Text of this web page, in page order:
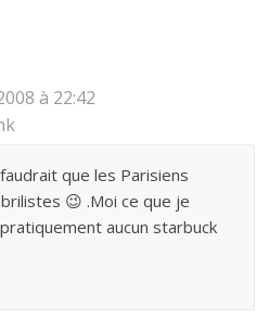
à 22:42
que les Parisiens
😉 .Moi ce que je
pratiquement aucun starbuck